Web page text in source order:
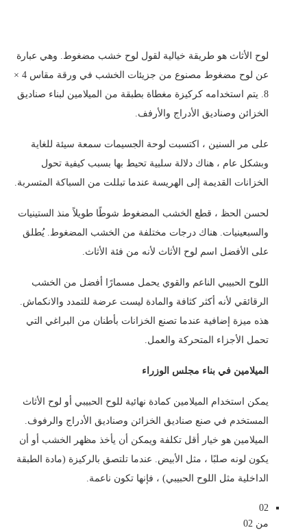
لوح الأثاث هو طريقة خيالية لقول لوح خشب مضغوط. وهي عبارة
عن لوح مضغوط مصنوع من جزيئات الخشب في ورقة مقاس 4 ×
8. يتم استخدامه كركيزة مغطاة بطبقة من الميلامين لبناء صناديق
الخزائن وصناديق الأدراج والأرفف.
على مر السنين ، اكتسبت لوحة الجسيمات سمعة سيئة للغاية
وبشكل عام ، هناك دلالة سلبية تحيط بها بسبب كيفية تحول
الخزانات القديمة إلى الهريسة عندما تبللت من السباكة المتسربة.
لحسن الحظ ، قطع الخشب المضغوط شوطًا طويلاً منذ الستينيات
والسبعينيات. هناك درجات مختلفة من الخشب المضغوط. يُطلق
على الأفضل اسم لوح الأثاث لأنه من فئة الأثاث.
اللوح الحبيبي الناعم والقوي يحمل مسمارًا أفضل من الخشب
الرقائقي لأنه أكثر كثافة والمادة ليست عرضة للتمدد والانكماش.
هذه ميزة إضافية عندما تصنع الخزانات بأطنان من البراغي التي
تحمل الأجزاء المتحركة والعمل.
الميلامين في بناء مجلس الوزراء
يمكن استخدام الميلامين كمادة نهائية للوح الحبيبي أو لوح الأثاث
المستخدم في صنع صناديق الخزائن وصناديق الأدراج والرفوف.
الميلامين هو خيار أقل تكلفة ويمكن أن يأخذ مظهر الخشب أو أن
يكون لونه صلبًا ، مثل الأبيض. عندما تلتصق بالركيزة (مادة الطبقة
الداخلية مثل اللوح الحبيبي) ، فإنها تكون ناعمة.
02
من 02